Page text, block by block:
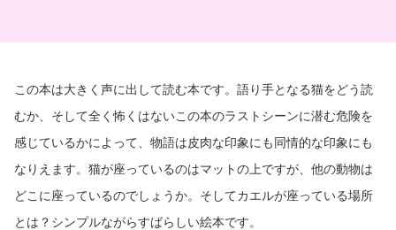
この本は大きく声に出して読む本です。語り手となる猫をどう読
むか、そして全く怖くはないこの本のラストシーンに潜む危険を
感じているかによって、物語は皮肉な印象にも同情的な印象にも
なりえます。猫が座っているのはマットの上ですが、他の動物は
どこに座っているのでしょうか。そしてカエルが座っている場所
とは？シンプルながらすばらしい絵本です。